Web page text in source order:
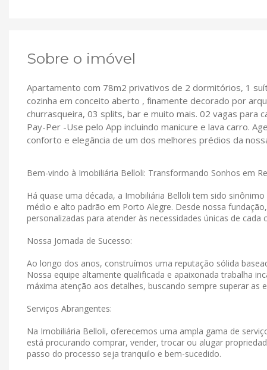
Sobre o imóvel
Apartamento com 78m2 privativos de 2 dormitórios, 1
cozinha em conceito aberto , finamente decorado por
churrasqueira, 03 splits, bar e muito mais. 02 vagas para
Pay-Per -Use pelo App incluindo manicure e lava carro.
conforto e elegância de um dos melhores prédios da
Bem-vindo à Imobiliária Belloli: Transformando Sonhos em
Há quase uma década, a Imobiliária Belloli tem sido
médio e alto padrão em Porto Alegre. Desde nossa
personalizadas para atender às necessidades únicas de cada
Nossa Jornada de Sucesso:
Ao longo dos anos, construímos uma reputação sólida
Nossa equipe altamente qualificada e apaixonada trabalha
máxima atenção aos detalhes, buscando sempre superar as
Serviços Abrangentes:
Na Imobiliária Belloli, oferecemos uma ampla gama de
está procurando comprar, vender, trocar ou alugar
passo do processo seja tranquilo e bem-sucedido.